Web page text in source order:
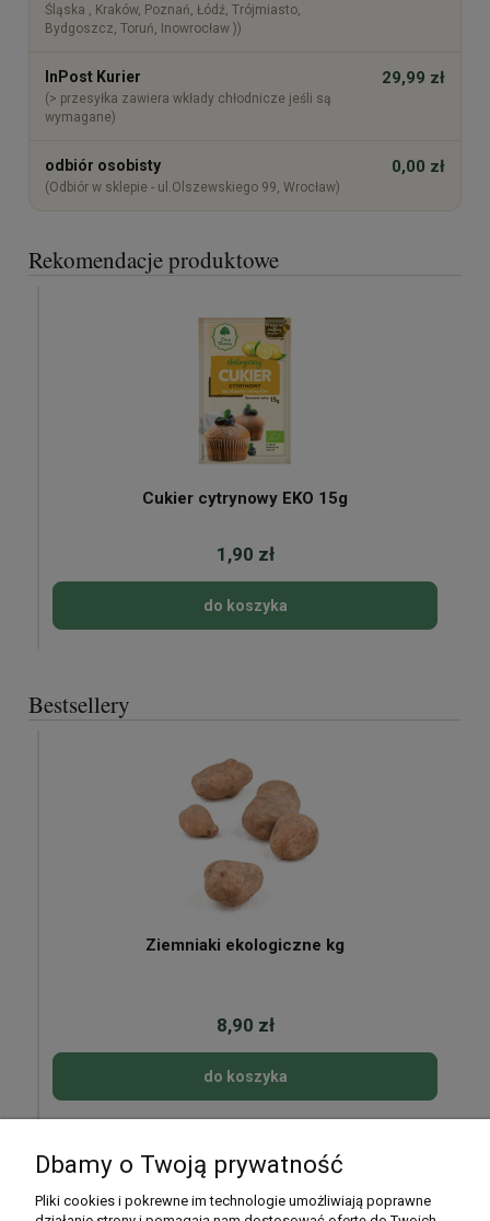
Śląska , Kraków, Poznań, Łódź, Trójmiasto,
Bydgoszcz, Toruń, Inowrocław ))
InPost Kurier
(> przesyłka zawiera wkłady chłodnicze jeśli są
wymagane)
29,99 zł
odbiór osobisty
(Odbiór w sklepie - ul.Olszewskiego 99, Wrocław)
0,00 zł
Rekomendacje produktowe
Cukier cytrynowy EKO 15g
1,90 zł
do koszyka
Bestsellery
Ziemniaki ekologiczne kg
8,90 zł
do koszyka
Dbamy o Twoją prywatność
Pliki cookies i pokrewne im technologie umożliwiają poprawne